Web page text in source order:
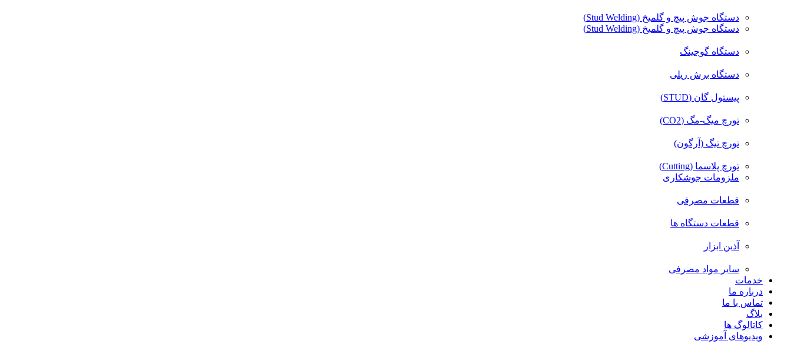
دستگاه جوش پیچ و گلمیخ (Stud Welding)
دستگاه جوش پیچ و گلمیخ (Stud Welding)
دستگاه گوجینگ
دستگاه برش ریلی
پیستول گان (STUD)
تورچ میگ-مگ (CO2)
تورچ تیگ (آرگون)
تورچ پلاسما (Cutting)
ملزومات جوشکاری
قطعات مصرفی
قطعات دستگاه ها
آذین ابزار
سایر مواد مصرفی
خدمات
درباره ما
تماس با ما
بلاگ
کاتالوگ ها
ویدیوهای آموزشی